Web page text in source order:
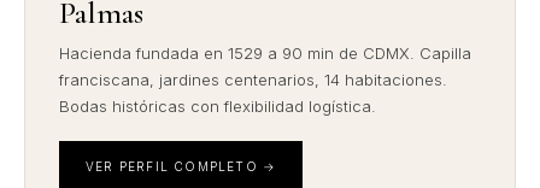
Palmas
Hacienda fundada en 1529 a 90 min de CDMX. Capilla
franciscana, jardines centenarios, 14 habitaciones.
Bodas históricas con flexibilidad logística.
VER PERFIL COMPLETO →